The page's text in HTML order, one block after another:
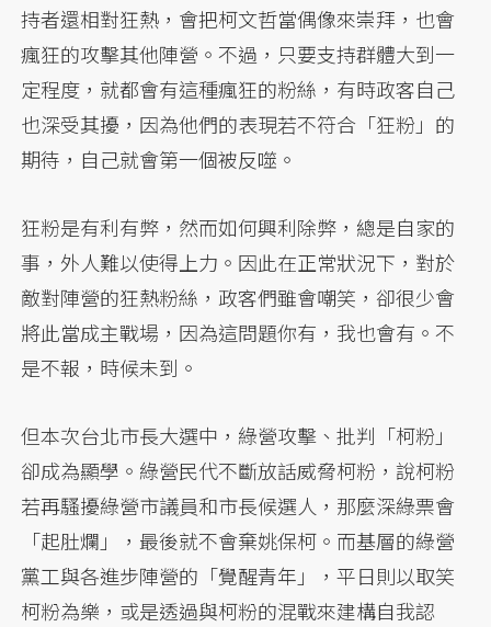
持者還相對狂熱，會把柯文哲當偶像來崇拜，也會
瘋狂的攻擊其他陣營。不過，只要支持群體大到一
定程度，就都會有這種瘋狂的粉絲，有時政客自己
也深受其擾，因為他們的表現若不符合「狂粉」的
期待，自己就會第一個被反噬。
狂粉是有利有弊，然而如何興利除弊，總是自家的
事，外人難以使得上力。因此在正常狀況下，對於
敵對陣營的狂熱粉絲，政客們雖會嘲笑，卻很少會
將此當成主戰場，因為這問題你有，我也會有。不
是不報，時候未到。
但本次台北市長大選中，綠營攻擊、批判「柯粉」
卻成為顯學。綠營民代不斷放話威脅柯粉，說柯粉
若再騷擾綠營市議員和市長候選人，那麼深綠票會
「起肚爛」，最後就不會棄姚保柯。而基層的綠營
黨工與各進步陣營的「覺醒青年」，平日則以取笑
柯粉為樂，或是透過與柯粉的混戰來建構自我認